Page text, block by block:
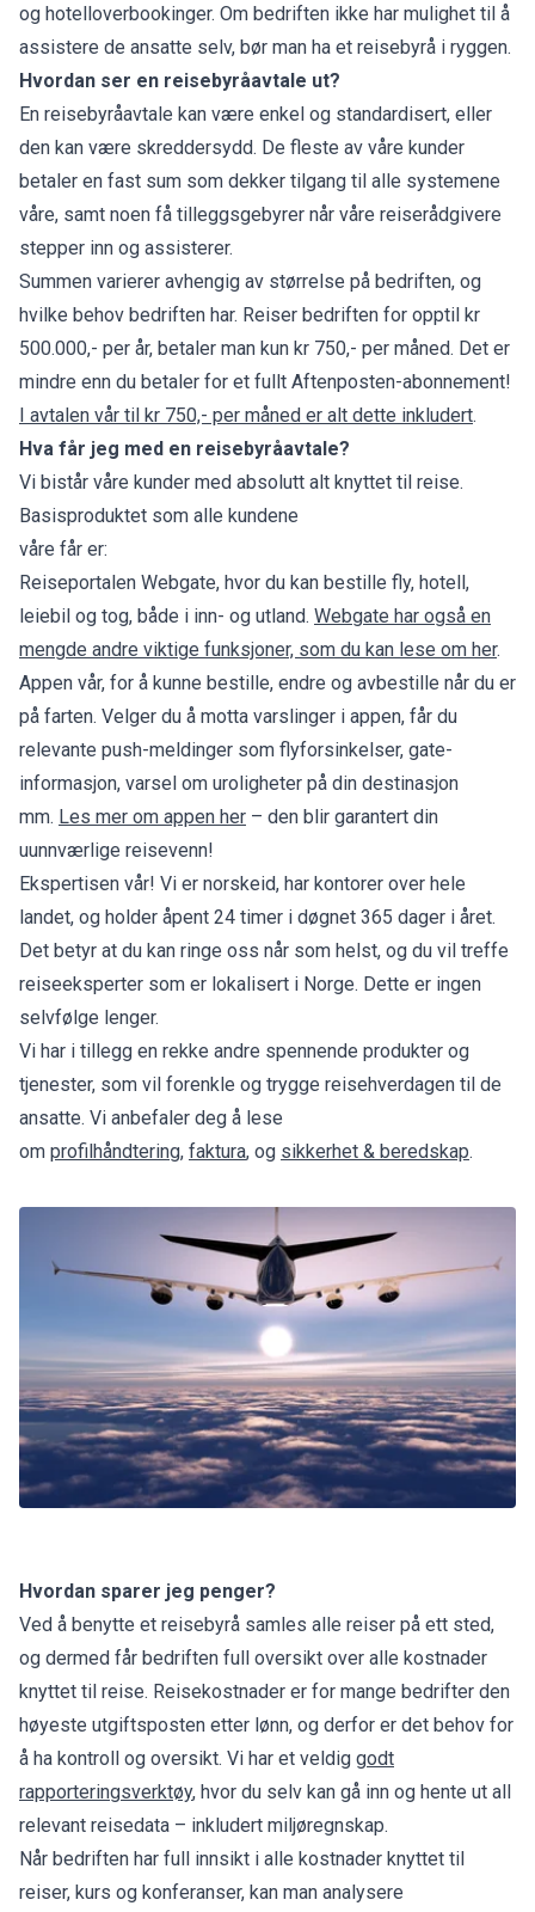
og hotelloverbookinger. Om bedriften ikke har mulighet til å
assistere de ansatte selv, bør man ha et reisebyrå i ryggen.
Hvordan ser en reisebyråavtale ut?
En reisebyråavtale kan være enkel og standardisert, eller
den kan være skreddersydd. De fleste av våre kunder
betaler en fast sum som dekker tilgang til alle systemene
våre, samt noen få tilleggsgebyrer når våre reiserådgivere
stepper inn og assisterer.
Summen varierer avhengig av størrelse på bedriften, og
hvilke behov bedriften har. Reiser bedriften for opptil kr
500.000,- per år, betaler man kun kr 750,- per måned. Det er
mindre enn du betaler for et fullt Aftenposten-abonnement!
I avtalen vår til kr 750,- per måned er alt dette inkludert.
Hva får jeg med en reisebyråavtale?
Vi bistår våre kunder med absolutt alt knyttet til reise.
Basisproduktet som alle kundene
våre får er:
Reiseportalen Webgate, hvor du kan bestille fly, hotell,
leiebil og tog, både i inn- og utland. Webgate har også en
mengde andre viktige funksjoner, som du kan lese om her.
Appen vår, for å kunne bestille, endre og avbestille når du er
på farten. Velger du å motta varslinger i appen, får du
relevante push-meldinger som flyforsinkelser, gate-
informasjon, varsel om uroligheter på din destinasjon
mm. Les mer om appen her – den blir garantert din
uunnværlige reisevenn!
Ekspertisen vår! Vi er norskeid, har kontorer over hele
landet, og holder åpent 24 timer i døgnet 365 dager i året.
Det betyr at du kan ringe oss når som helst, og du vil treffe
reiseeksperter som er lokalisert i Norge. Dette er ingen
selvfølge lenger.
Vi har i tillegg en rekke andre spennende produkter og
tjenester, som vil forenkle og trygge reisehverdagen til de
ansatte. Vi anbefaler deg å lese
om profilhåndtering, faktura, og sikkerhet & beredskap.
Hvordan sparer jeg penger?
Ved å benytte et reisebyrå samles alle reiser på ett sted,
og dermed får bedriften full oversikt over alle kostnader
knyttet til reise. Reisekostnader er for mange bedrifter den
høyeste utgiftsposten etter lønn, og derfor er det behov for
å ha kontroll og oversikt. Vi har et veldig godt
rapporteringsverktøy, hvor du selv kan gå inn og hente ut all
relevant reisedata – inkludert miljøregnskap.
Når bedriften har full innsikt i alle kostnader knyttet til
reiser, kurs og konferanser, kan man analysere